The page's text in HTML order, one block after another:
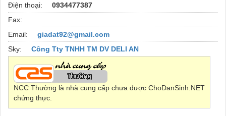
Điện thoại:
0934477387
Fax:
Email:
giadat92@gmail.com
Sky:
Công Tty TNHH TM DV DELI AN
NCC Thường là nhà cung cấp chưa được ChoDanSinh.NET
chứng thực.